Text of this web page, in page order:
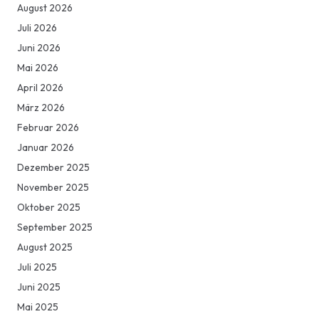
August 2026
Juli 2026
Juni 2026
Mai 2026
April 2026
März 2026
Februar 2026
Januar 2026
Dezember 2025
November 2025
Oktober 2025
September 2025
August 2025
Juli 2025
Juni 2025
Mai 2025